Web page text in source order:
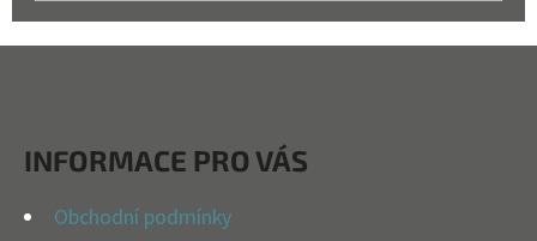
INFORMACE PRO VÁS
Obchodní podmínky